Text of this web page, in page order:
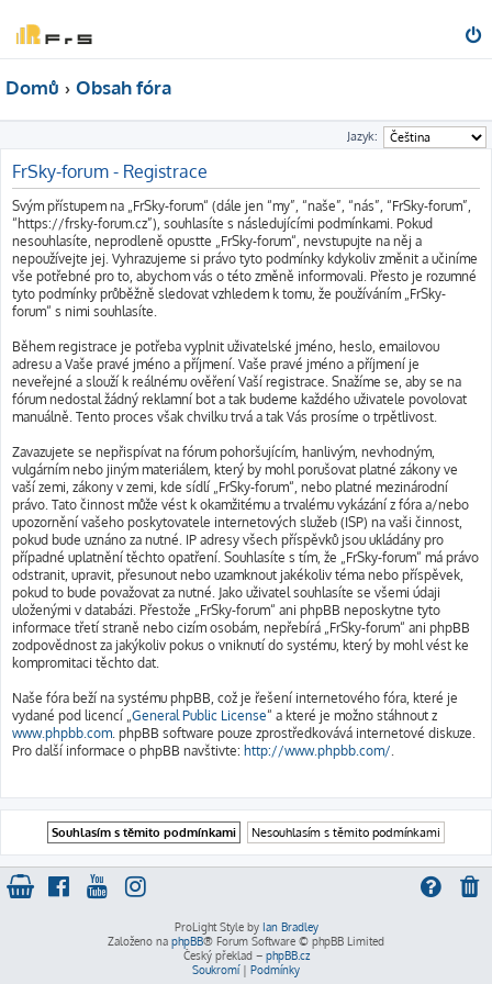
Domů Obsah fóra
Jazyk:
FrSky-forum - Registrace
Svým přístupem na „FrSky-forum“ (dále jen “my”, “naše”, “nás”, “FrSky-forum”,
“https://frsky-forum.cz”), souhlasíte s následujícími podmínkami. Pokud
nesouhlasíte, neprodleně opusťte „FrSky-forum“, nevstupujte na něj a
nepoužívejte jej. Vyhrazujeme si právo tyto podmínky kdykoliv změnit a učiníme
vše potřebné pro to, abychom vás o této změně informovali. Přesto je rozumné
tyto podmínky průběžně sledovat vzhledem k tomu, že používáním „FrSky-
forum“ s nimi souhlasíte.
Během registrace je potřeba vyplnit uživatelské jméno, heslo, emailovou
adresu a Vaše pravé jméno a příjmení. Vaše pravé jméno a příjmení je
neveřejné a slouží k reálnému ověření Vaší registrace. Snažíme se, aby se na
fórum nedostal žádný reklamní bot a tak budeme každého uživatele povolovat
manuálně. Tento proces však chvilku trvá a tak Vás prosíme o trpětlivost.
Zavazujete se nepřispívat na fórum pohoršujícím, hanlivým, nevhodným,
vulgárním nebo jiným materiálem, který by mohl porušovat platné zákony ve
vaší zemi, zákony v zemi, kde sídlí „FrSky-forum“, nebo platné mezinárodní
právo. Tato činnost může vést k okamžitému a trvalému vykázání z fóra a/nebo
upozornění vašeho poskytovatele internetových služeb (ISP) na vaši činnost,
pokud bude uznáno za nutné. IP adresy všech příspěvků jsou ukládány pro
případné uplatnění těchto opatření. Souhlasíte s tím, že „FrSky-forum“ má právo
odstranit, upravit, přesunout nebo uzamknout jakékoliv téma nebo příspěvek,
pokud to bude považovat za nutné. Jako uživatel souhlasíte se všemi údaji
uloženými v databázi. Přestože „FrSky-forum“ ani phpBB neposkytne tyto
informace třetí straně nebo cizím osobám, nepřebírá „FrSky-forum“ ani phpBB
zodpovědnost za jakýkoliv pokus o vniknutí do systému, který by mohl vést ke
kompromitaci těchto dat.
Naše fóra beží na systému phpBB, což je řešení internetového fóra, které je
vydané pod licencí „General Public License“ a které je možno stáhnout z
www.phpbb.com. phpBB software pouze zprostředkovává internetové diskuze.
Pro další informace o phpBB navštivte: http://www.phpbb.com/.
ProLight Style by Ian Bradley
Založeno na phpBB® Forum Software © phpBB Limited
Český překlad – phpBB.cz
Soukromí| Podmínky